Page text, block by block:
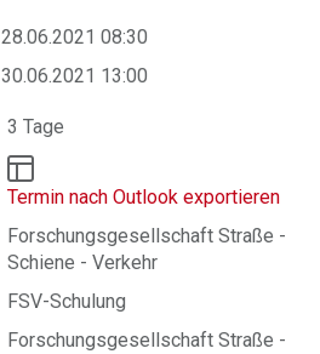
28.06.2021 08:30
30.06.2021 13:00
3 Tage
Termin nach Outlook exportieren
Forschungsgesellschaft Straße -
Schiene - Verkehr
FSV-Schulung
Forschungsgesellschaft Straße -